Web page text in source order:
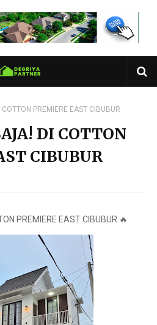
PREMIERE EAST CIBUBUR
DI COTTON
CIBUBUR
PREMIERE EAST CIBUBUR 🔥